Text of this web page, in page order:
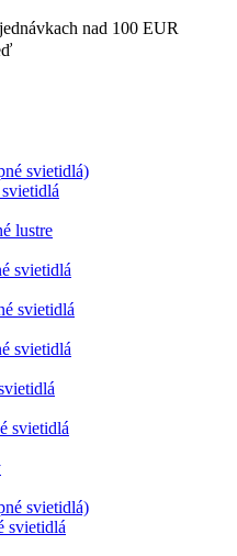
nad 100 EUR
svietidlá)
lustre
svietidlá
svietidlá
svietidlá
svietidlá
svietidlá)
svietidlá